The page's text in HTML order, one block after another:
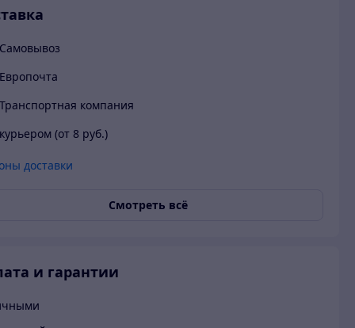
Самовывоз
Европочта
Транспортная компания
курьером (от 8 руб.)
доставки
Смотреть всё
и гарантии